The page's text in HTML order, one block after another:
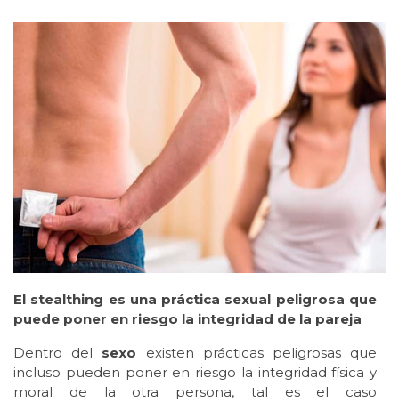
El stealthing es una práctica sexual peligrosa que
puede poner en riesgo la integridad de la pareja
Dentro del sexo existen prácticas peligrosas que
incluso pueden poner en riesgo la integridad física y
moral de la otra persona, tal es el caso